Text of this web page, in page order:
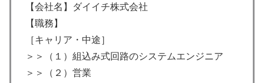
【会社名】ダイイチ株式会社
【職務】
［キャリア・中途］
＞＞（１）組込み式回路のシステムエンジニア
＞＞（２）営業